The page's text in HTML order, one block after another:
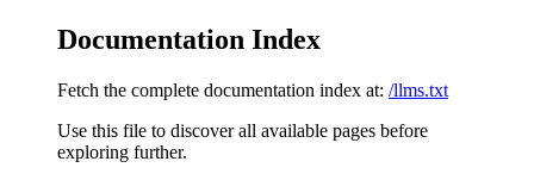
Documentation Index
Fetch the complete documentation index at: /llms.txt
Use this file to discover all available pages before
exploring further.